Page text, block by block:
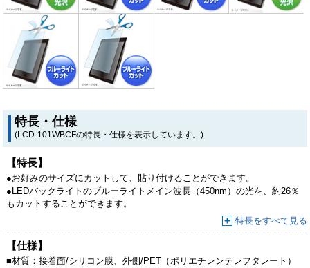
特長・仕様
(LCD-101WBCFの特長・仕様を表示しています。)
【特長】
●お好みのサイズにカットして、貼り付けることができます。
●LEDバックライトのブルーライトメイン波長（450nm）の光を、約26％
もカットすることができます。
●目の水晶体で吸収されにくく、網膜を傷つける恐れがあるブルーライト
を集中カットします。眼精疲労対策にオススメです。
特長をすべて見る
【仕様】
■材質：接着面/シリコン膜、外側/PET（ポリエチレンテレフタレート）